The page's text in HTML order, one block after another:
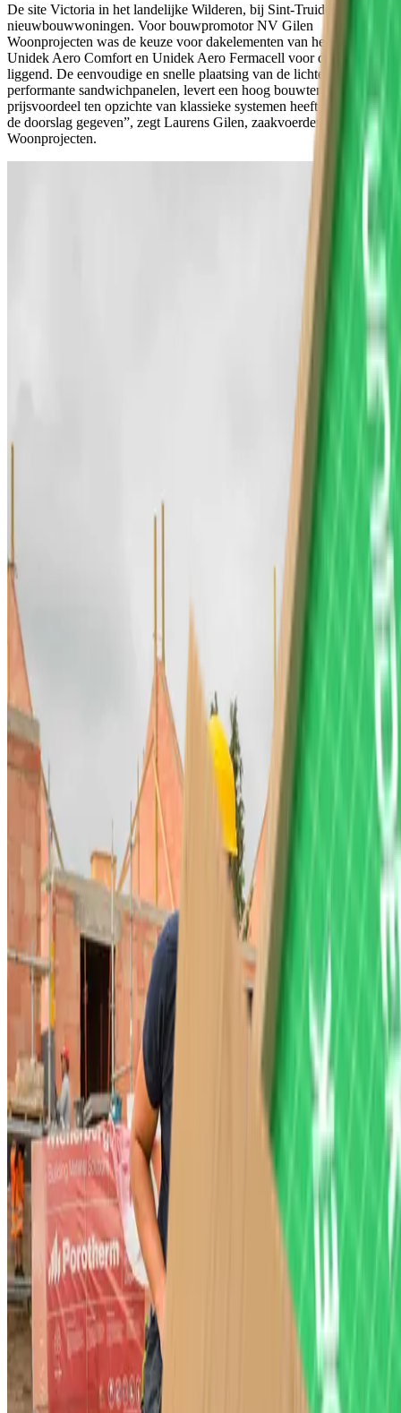
De site Victoria in het landelijke Wilderen, bij Sint-Truiden, telt 29
nieuwbouwwoningen. Voor bouwpromotor NV Gilen
Woonprojecten was de keuze voor dakelementen van het type
Unidek Aero Comfort en Unidek Aero Fermacell voor de hand
liggend. De eenvoudige en snelle plaatsing van de lichte, maar
performante sandwichpanelen, levert een hoog bouwtempo op. “Het
prijsvoordeel ten opzichte van klassieke systemen heeft zeker mee
de doorslag gegeven”, zegt Laurens Gilen, zaakvoerder bij Gilen
Woonprojecten.